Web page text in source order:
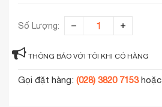
Số Lượng:
THÔNG BÁO VỚI TÔI KHI CÓ HÀNG
Gọi đặt hàng: (028) 3820 7153hoặc